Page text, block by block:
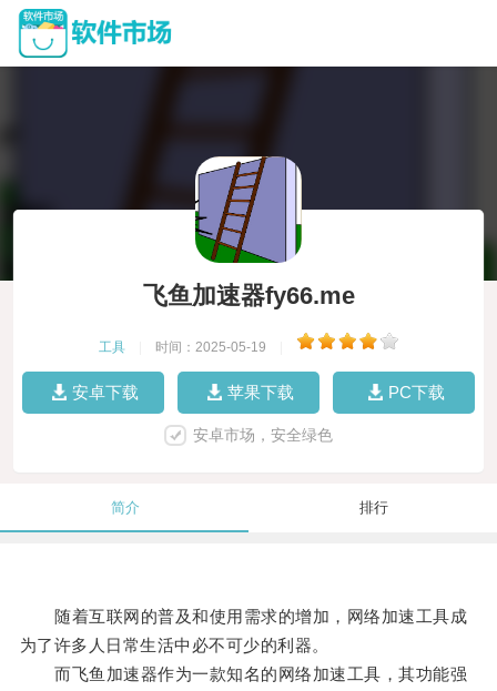
飞鱼加速器fy66.me
工具 时间：2025-05-19
安卓下载 苹果下载 PC下载
安卓市场，安全绿色
简介 排行
随着互联网的普及和使用需求的增加，网络加速工具成
为了许多人日常生活中必不可少的利器。
而飞鱼加速器作为一款知名的网络加速工具，其功能强